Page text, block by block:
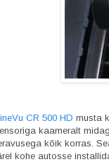
CR 500 HD musta
kaameralt
kõik korras.
kohe autosse